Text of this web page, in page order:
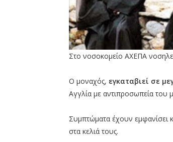
Στο νοσοκομείο ΑΧΕΠΑ
Ο μοναχός, εγκαταβιεί σε
Αγγλία με αντιπροσωπεία του
Συμπτώματα έχουν εμφανίσει
στα κελιά τους.